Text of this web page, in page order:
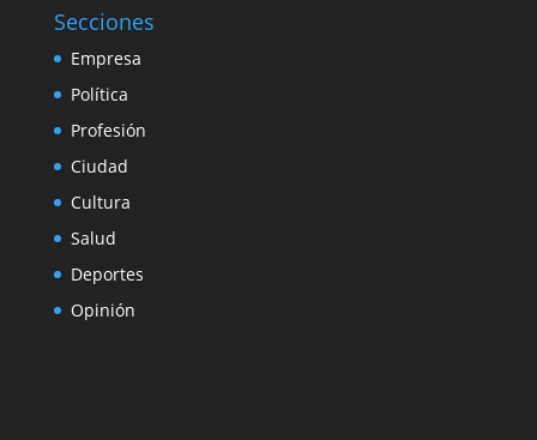
Secciones
Empresa
Política
Profesión
Ciudad
Cultura
Salud
Deportes
Opinión